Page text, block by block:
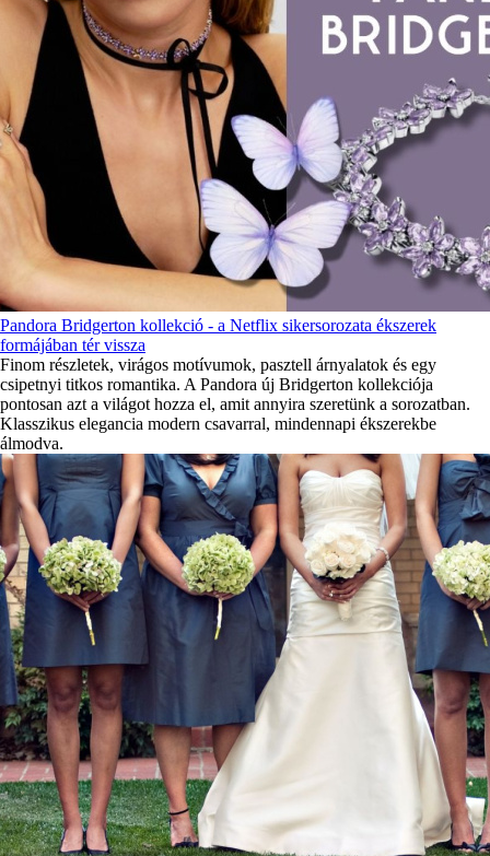
Pandora Bridgerton kollekció - a Netflix sikersorozata ékszerek
formájában tér vissza
Finom részletek, virágos motívumok, pasztell árnyalatok és egy
csipetnyi titkos romantika. A Pandora új Bridgerton kollekciója
pontosan azt a világot hozza el, amit annyira szeretünk a sorozatban.
Klasszikus elegancia modern csavarral, mindennapi ékszerekbe
álmodva.